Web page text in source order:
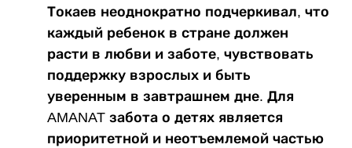
Токаев неоднократно подчеркивал, что
каждый ребенок в стране должен
расти в любви и заботе, чувствовать
поддержку взрослых и быть
уверенным в завтрашнем дне. Для
AMANAT забота о детях является
приоритетной и неотъемлемой частью